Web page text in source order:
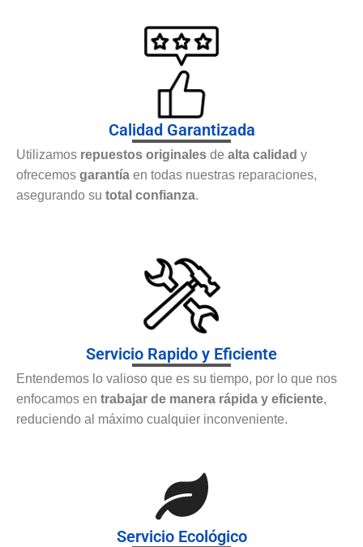
Calidad Garantizada
Utilizamos repuestos originales de alta calidad y
ofrecemos garantía en todas nuestras reparaciones,
asegurando su total confianza.
Servicio Rapido y Eficiente
Entendemos lo valioso que es su tiempo, por lo que nos
enfocamos en trabajar de manera rápida y eficiente,
reduciendo al máximo cualquier inconveniente.
Servicio Ecológico